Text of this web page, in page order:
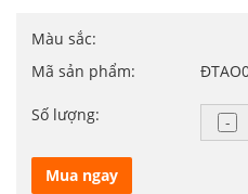
Màu sắc:
Mã sản phẩm:
Số lượng:
Mua ngay